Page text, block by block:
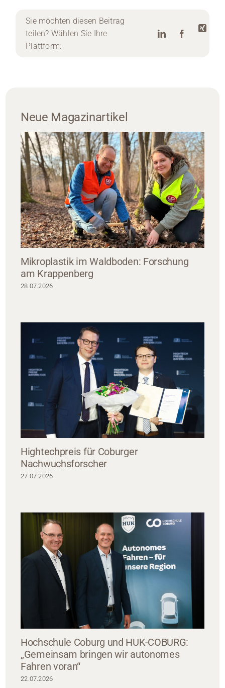
Sie möchten diesen Beitrag
teilen? Wählen Sie Ihre
Plattform:
Neue Magazinartikel
Mikroplastik im Waldboden: Forschung
am Krappenberg
28.07.2026
Hightechpreis für Coburger
Nachwuchsforscher
27.07.2026
Hochschule Coburg und HUK-COBURG:
„Gemeinsam bringen wir autonomes
Fahren voran“
22.07.2026